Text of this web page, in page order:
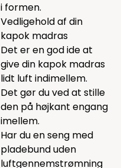
i formen.
Vedligehold af din
kapok madras
Det er en god ide at
give din kapok madras
lidt luft indimellem.
Det gør du ved at stille
den på højkant engang
imellem.
Har du en seng med
pladebund uden
luftgennemstrømning